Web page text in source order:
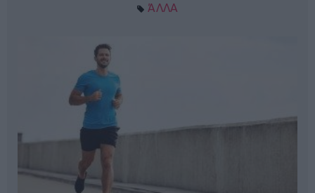
ΆΛΛΑ